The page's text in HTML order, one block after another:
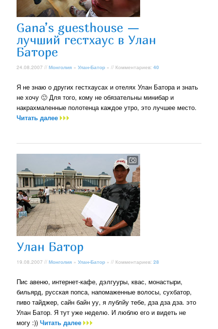
Gana’s guesthouse —
лучший гестхаус в Улан
Баторе
24.08.2007 //Монголия »Улан-Батор » // Комментариев:40
Я не знаю о других гестхаусах и отелях Улан Батора и знать
не хочу 🙂 Для того, кому не обязательны минибар и
накрахмаленные полотенца каждое утро, это лучшее место.
Читать далее
Улан Батор
19.08.2007 //Монголия »Улан-Батор » // Комментариев:28
Пис авеню, интернет-кафе, дэлгууры, квас, монастыри,
бильярд, русская попса, напомаженные волосы, сухбатор,
пиво тайджер, сайн байн уу, я лублйу тебе, дза дза дза. это
Улан Батор. Я тут уже неделю. И люблю его и видеть не
могу :))Читать далее